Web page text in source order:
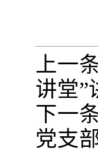
上一
讲堂”
下一
党支